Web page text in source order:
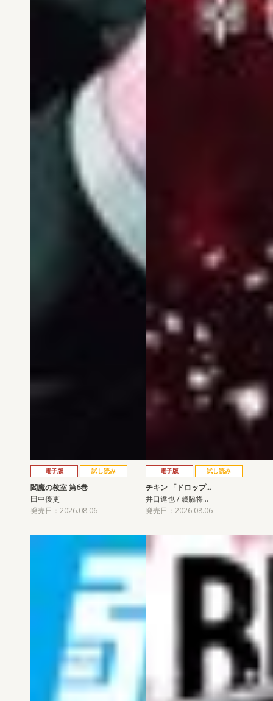
電子版 試し読み
閻魔の教室 第6巻
田中優吏
発売日：2026.08.06
電子版 試し読み
チキン 「ドロップ…
井口達也 / 歳脇将…
発売日：2026.08.06